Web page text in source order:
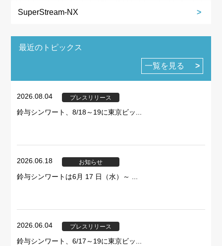
SuperStream-NX
最近のトピックス
一覧を見る
2026.08.04 プレスリリース
鈴与シンワート、8/18～19に東京ビッ...
2026.06.18 お知らせ
鈴与シンワートは6月 17 日（水）～ ...
2026.06.04 プレスリリース
鈴与シンワート、6/17～19に東京ビッ...